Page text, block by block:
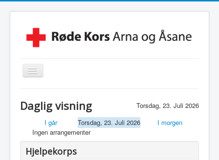
Skjul/Vis
navigasjon
Lokalforening
Leksehjelpen
Beredskapsvakt
Daglig visning
Torsdag, 23. Juli 2026
I går
Torsdag, 23. Juli 2026
I morgen
Ingen arrangementer
Hjelpekorps